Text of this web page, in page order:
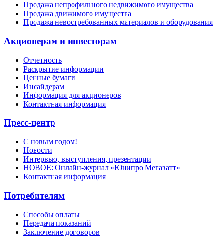
Продажа непрофильного недвижимого имущества
Продажа движимого имущества
Продажа невостребованных материалов и оборудования
Акционерам и инвесторам
Отчетность
Раскрытие информации
Ценные бумаги
Инсайдерам
Информация для акционеров
Контактная информация
Пресс-центр
С новым годом!
Новости
Интервью, выступления, презентации
НОВОЕ: Онлайн-журнал «Юнипро Мегаватт»
Контактная информация
Потребителям
Способы оплаты
Передача показаний
Заключение договоров